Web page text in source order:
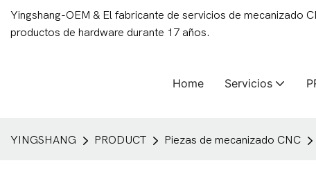
Yingshang-OEM & El fabricante de servicios de mecanizado
productos de hardware durante 17 años.
Home Servicios
YINGSHANG PRODUCT Piezas de mecanizado CNC